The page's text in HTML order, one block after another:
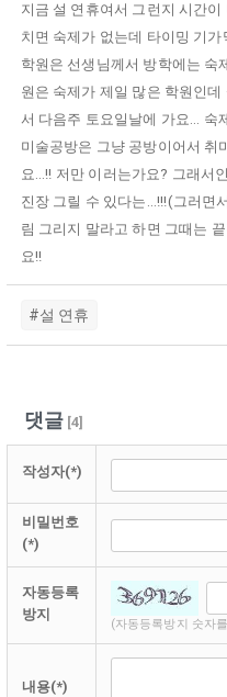
지금 설 연휴여서 그런지 시간
치면 숙제가 없는데 타이밍 기
학원은 선생님께서 방학에는 숙
원은 숙제가 제일 많은 학원인
서 다음주 토요일날에 가요... 숙
미술공방은 그냥 공방이어서 취
요...!! 저만 이러는가요? 그래서
진장 그릴 수 있다는...!!!(그러면
림 그리지 말라고 하면 그때는
요!!
#설 연휴
댓글[4]
작성자(*)
비밀번호
(*)
자동등록
방지
(자동등록방지 숫자
내용(*)